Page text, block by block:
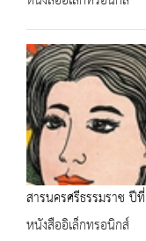
สารนครศรีธรรมราช
หนังสืออิเล็กทรอนิกส์